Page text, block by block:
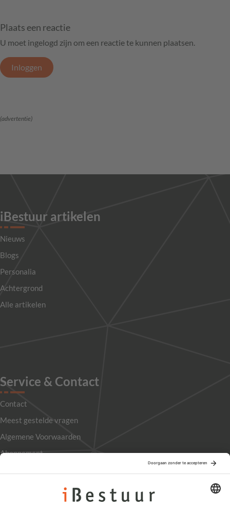
Plaats een reactie
U moet ingelogd zijn om een reactie te kunnen plaatsen.
Inloggen
(advertentie)
iBestuur artikelen
Nieuws
Blogs
Personalia
Achtergrond
Alle artikelen
Service & Contact
Contact
Meest gestelde vragen
Algemene Voorwaarden
Abonnement